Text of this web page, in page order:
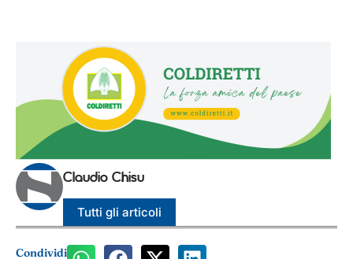
Claudio Chisu
Tutti gli articoli
Condividi